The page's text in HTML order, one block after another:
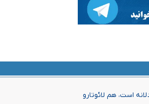
است، هم لائوتارو